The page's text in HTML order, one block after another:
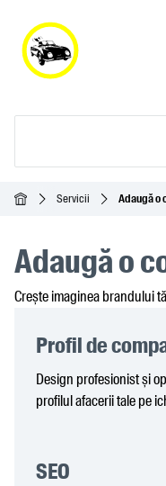
Acasă Servicii Adaugă o
Adaugă o
Crește imaginea brandului
Profil de
Design profesionist și
profilul afacerii tale pe
SEO